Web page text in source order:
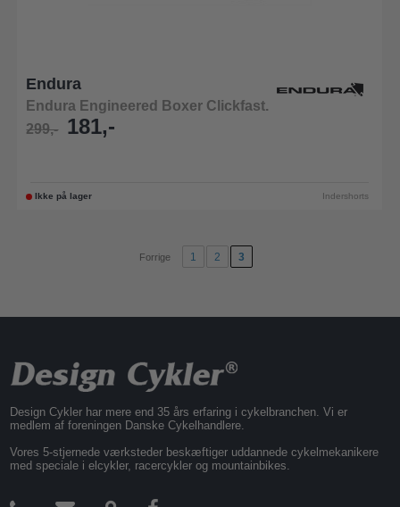
Endura
Endura Engineered Boxer Clickfast.
299,-
181,-
Ikke på lager Indershorts
Forrige 1 2 3
Design Cykler har mere end 35 års erfaring i cykelbranchen. Vi er
medlem af foreningen Danske Cykelhandlere.
Vores 5-stjernede værksteder beskæftiger uddannede cykelmekanikere
med speciale i elcykler, racercykler og mountainbikes.